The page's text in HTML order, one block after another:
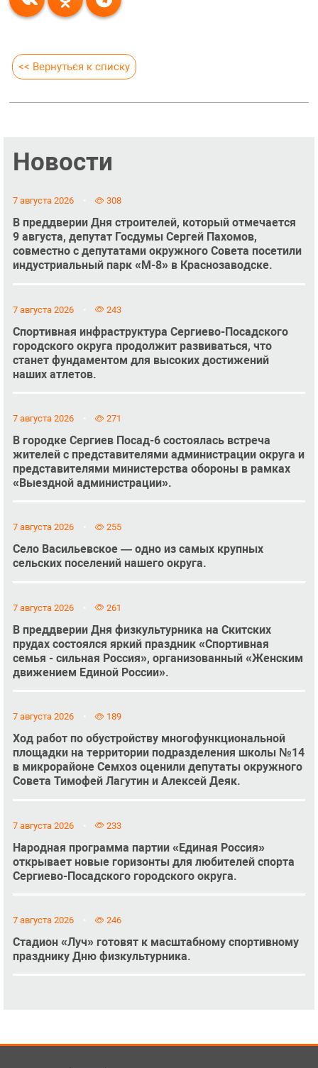
<< Вернуться к списку
Новости
7 августа 2026 308
В преддверии Дня строителей, который отмечается
9 августа, депутат Госдумы Сергей Пахомов,
совместно с депутатами окружного Совета посетили
индустриальный парк «М-8» в Краснозаводске.
7 августа 2026 243
Спортивная инфраструктура Сергиево-Посадского
городского округа продолжит развиваться, что
станет фундаментом для высоких достижений
наших атлетов.
7 августа 2026 271
В городке Сергиев Посад-6 состоялась встреча
жителей с представителями администрации округа и
представителями министерства обороны в рамках
«Выездной администрации».
7 августа 2026 255
Село Васильевское — одно из самых крупных
сельских поселений нашего округа.
7 августа 2026 261
В преддверии Дня физкультурника на Скитских
прудах состоялся яркий праздник «Спортивная
семья - сильная Россия», организованный «Женским
движением Единой России».
7 августа 2026 189
Ход работ по обустройству многофункциональной
площадки на территории подразделения школы №14
в микрорайоне Семхоз оценили депутаты окружного
Совета Тимофей Лагутин и Алексей Деяк.
7 августа 2026 233
Народная программа партии «Единая Россия»
открывает новые горизонты для любителей спорта
Сергиево-Посадского городского округа.
7 августа 2026 246
Стадион «Луч» готовят к масштабному спортивному
празднику Дню физкультурника.